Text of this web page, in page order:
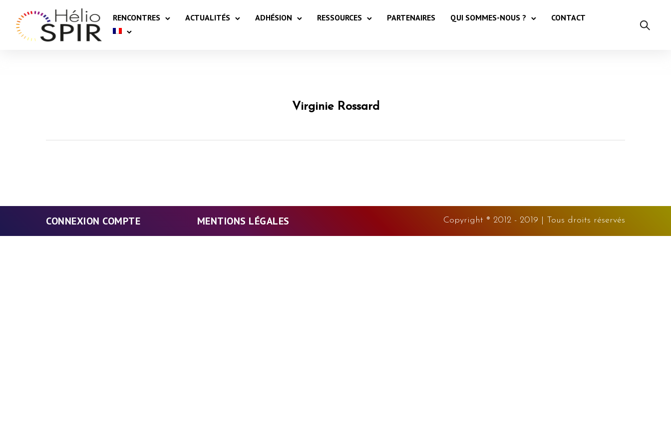
RENCONTRES ACTUALITÉS ADHÉSION RESSOURCES PARTENAIRES QUI SOMMES-NOUS ? CONTACT
Virginie Rossard
CONNEXION COMPTE MENTIONS LÉGALES Copyright ® 2012 - 2019 | Tous droits réservés